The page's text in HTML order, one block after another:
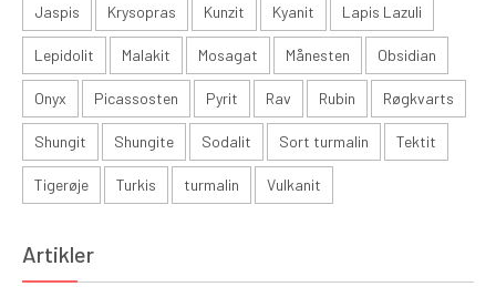
Jaspis Krysopras Kunzit Kyanit Lapis Lazuli
Lepidolit Malakit Mosagat Månesten Obsidian
Onyx Picassosten Pyrit Rav Rubin Røgkvarts
Shungit Shungite Sodalit Sort turmalin Tektit
Tigerøje Turkis turmalin Vulkanit
Artikler